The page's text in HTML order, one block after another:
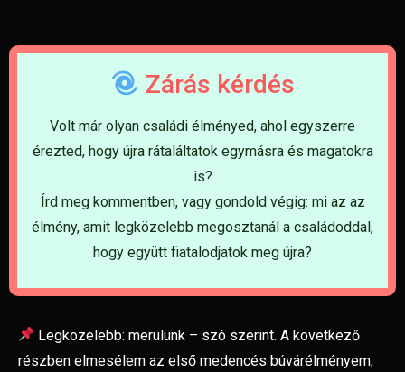
Zárás kérdés
Volt már olyan családi élményed, ahol egyszerre
érezted, hogy újra rátaláltatok egymásra és magatokra
is?
Írd meg kommentben, vagy gondold végig: mi az az
élmény, amit legközelebb megosztanál a családoddal,
hogy együtt fiatalodjatok meg újra?
Legközelebb: merülünk – szó szerint. A következő
részben elmesélem az első medencés búvárélményem,